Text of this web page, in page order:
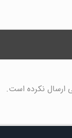
ارسال نکرده است.